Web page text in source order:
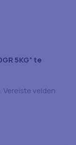
5KG” te
Vereiste velden